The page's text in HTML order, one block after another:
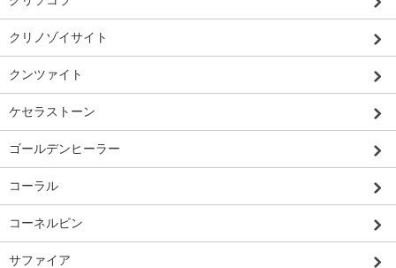
クリノゾイサイト
クンツァイト
ケセラストーン
ゴールデンヒーラー
コーラル
コーネルピン
サファイア